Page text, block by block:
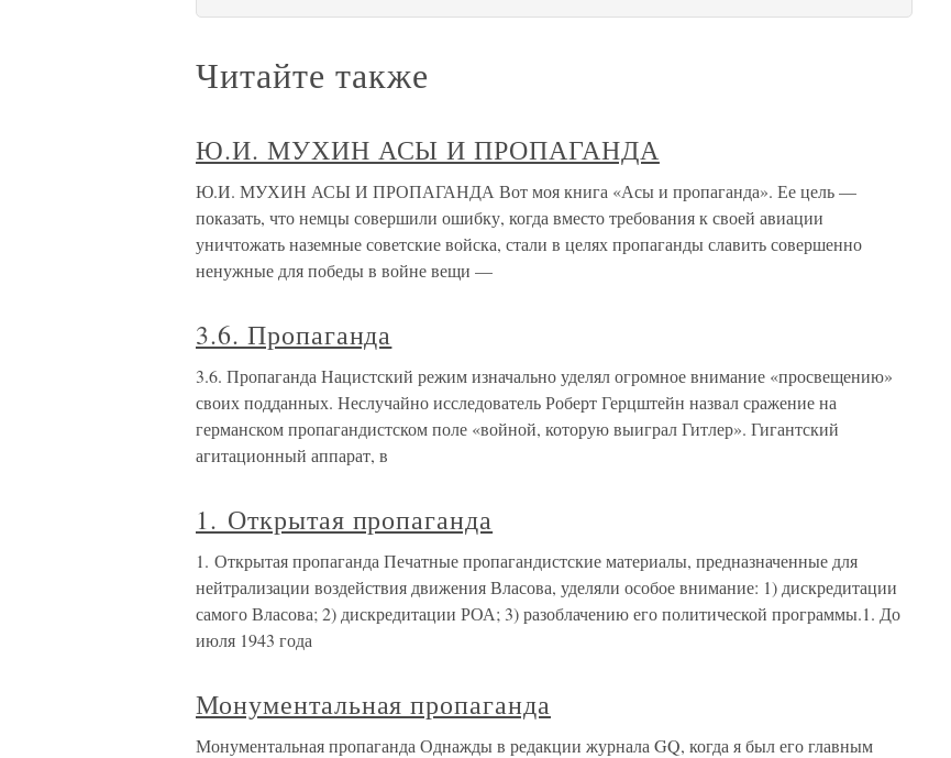
Читайте также
Ю.И. МУХИН АСЫ И ПРОПАГАНДА
Ю.И. МУХИН АСЫ И ПРОПАГАНДА Вот моя книга «Асы и пропаганда». Ее цель —
показать, что немцы совершили ошибку, когда вместо требования к своей авиации
уничтожать наземные советские войска, стали в целях пропаганды славить совершенно
ненужные для победы в войне вещи —
3.6. Пропаганда
3.6. Пропаганда Нацистский режим изначально уделял огромное внимание «просвещению»
своих подданных. Неслучайно исследователь Роберт Герцштейн назвал сражение на
германском пропагандистском поле «войной, которую выиграл Гитлер». Гигантский
агитационный аппарат, в
1. Открытая пропаганда
1. Открытая пропаганда Печатные пропагандистские материалы, предназначенные для
нейтрализации воздействия движения Власова, уделяли особое внимание: 1) дискредитации
самого Власова; 2) дискредитации РОА; 3) разоблачению его политической программы.1. До
июля 1943 года
Монументальная пропаганда
Монументальная пропаганда Однажды в редакции журнала GQ, когда я был его главным